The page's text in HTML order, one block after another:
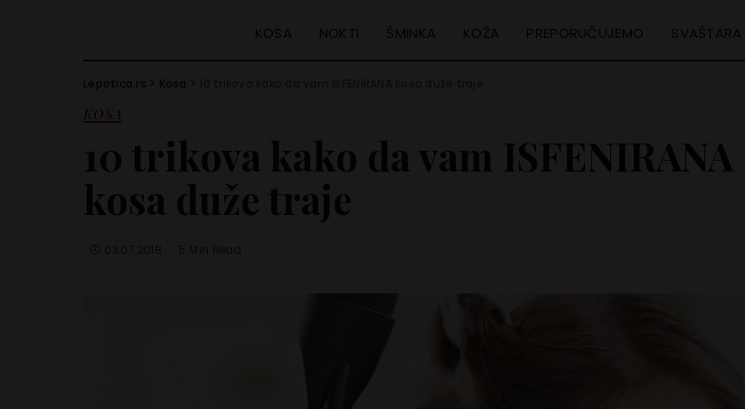
KOSA NOKTI ŠMINKA KOŽA PREPORUČUJEMO SVAŠTARA
Lepotica.rs > Kosa >
KOSA
10 trikova kako da vam ISFENIRANA
kosa duže traje